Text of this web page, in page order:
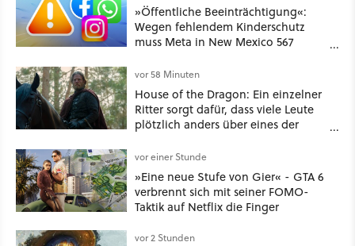
»Öffentliche Beeinträchtigung«:
Wegen fehlendem Kinderschutz
muss Meta in New Mexico 567
vor 58 Minuten
House of the Dragon: Ein einzelner
Ritter sorgt dafür, dass viele Leute
plötzlich anders über eines der
Thrones denken
vor einer Stunde
»Eine neue Stufe von Gier« - GTA 6
verbrennt sich mit seiner FOMO-
Taktik auf Netflix die Finger
vor 2 Stunden